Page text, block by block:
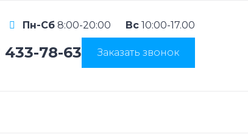
Пн-Сб 8:00-20:00 Вс 10:00-17.00
433-78-63 Заказать звонок